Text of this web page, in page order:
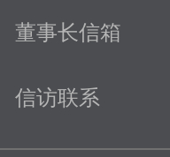
董事长信箱
信访联系